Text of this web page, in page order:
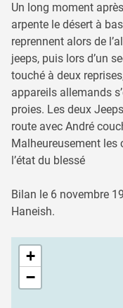
Un long moment
arpente le désert à
reprennent alors de
jeeps, puis lors d’un
touché à deux
appareils allemands
proies. Les deux
route avec André
Malheureusement
l’état du blessé
Bilan le 6 novembre
Haneish.
+
−